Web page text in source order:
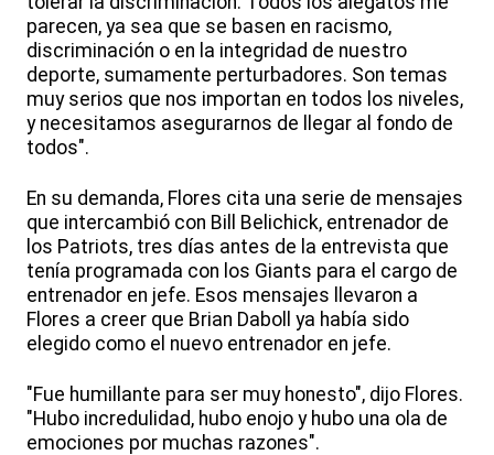
parecen, ya sea que se basen en racismo,
discriminación o en la integridad de nuestro
deporte, sumamente perturbadores. Son temas
muy serios que nos importan en todos los niveles,
y necesitamos asegurarnos de llegar al fondo de
todos".
En su demanda, Flores cita una serie de mensajes
que intercambió con Bill Belichick, entrenador de
los Patriots, tres días antes de la entrevista que
tenía programada con los Giants para el cargo de
entrenador en jefe. Esos mensajes llevaron a
Flores a creer que Brian Daboll ya había sido
elegido como el nuevo entrenador en jefe.
"Fue humillante para ser muy honesto", dijo Flores.
"Hubo incredulidad, hubo enojo y hubo una ola de
emociones por muchas razones".